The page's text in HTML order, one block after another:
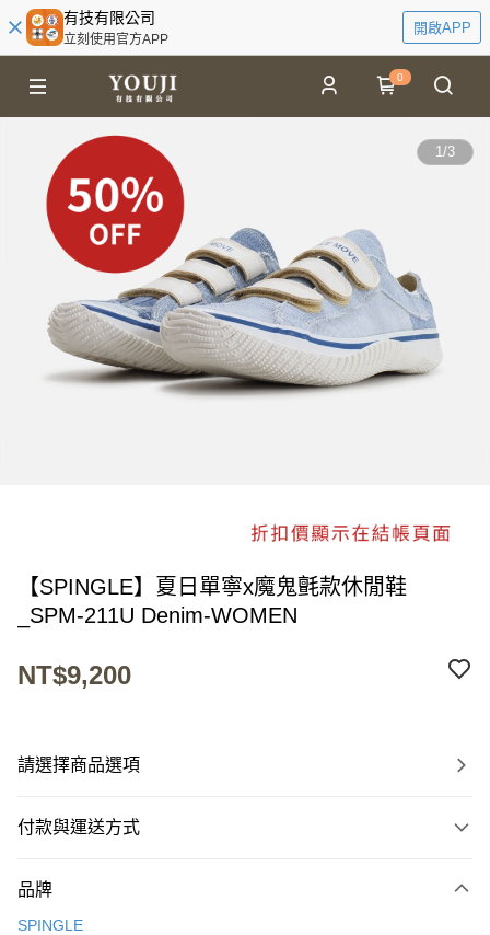
有技有限公司
立刻使用官方APP
開啟APP
0
1/3
【SPINGLE】夏日單寧x魔鬼氈款休閒鞋
_SPM-211U Denim-WOMEN
NT$9,200
請選擇商品選項
付款與運送方式
信用卡一次付款
品牌
SPINGLE